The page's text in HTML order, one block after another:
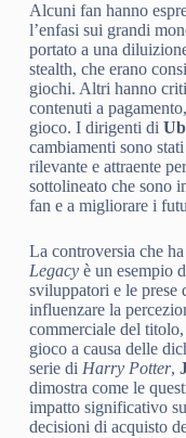
Alcuni fan hanno
l’enfasi sui grandi
portato a una
stealth, che erano
giochi. Altri hanno
contenuti a
gioco. I dirigenti di
cambiamenti sono
rilevante e attraente
sottolineato che sono
fan e a migliorare i
La controversia che
Legacyè un esempio
sviluppatori e le prese
influenzare la
commerciale del
gioco a causa delle
serie di Harry Potter,
dimostra come le
impatto significativo
decisioni di acquisto